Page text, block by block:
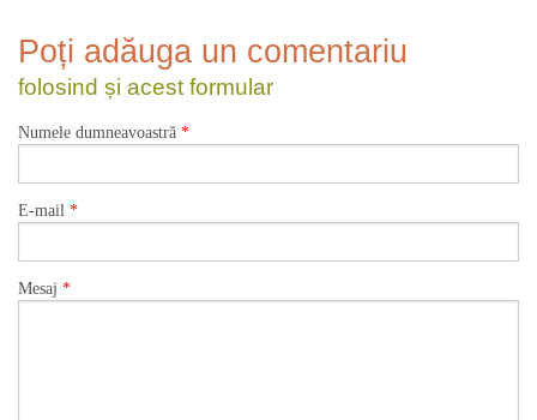
Poți adăuga un comentariu
folosind și acest formular
Numele dumneavoastră *
E-mail *
Mesaj *